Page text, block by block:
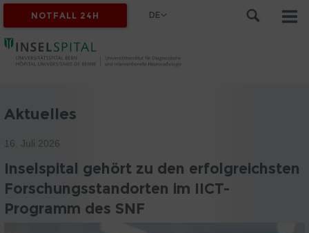
NOTFALL 24H DE
Aktuelles
16. Juli 2026
Inselspital gehört zu den erfolgreichsten
Forschungsstandorten im IICT-
Programm des SNF